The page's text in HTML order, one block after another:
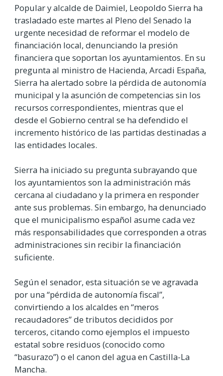
Popular y alcalde de Daimiel, Leopoldo Sierra ha
trasladado este martes al Pleno del Senado la
urgente necesidad de reformar el modelo de
financiación local, denunciando la presión
financiera que soportan los ayuntamientos. En su
pregunta al ministro de Hacienda, Arcadi España,
Sierra ha alertado sobre la pérdida de autonomía
municipal y la asunción de competencias sin los
recursos correspondientes, mientras que el
desde el Gobierno central se ha defendido el
incremento histórico de las partidas destinadas a
las entidades locales.
Sierra ha iniciado su pregunta subrayando que
los ayuntamientos son la administración más
cercana al ciudadano y la primera en responder
ante sus problemas. Sin embargo, ha denunciado
que el municipalismo español asume cada vez
más responsabilidades que corresponden a otras
administraciones sin recibir la financiación
suficiente.
Según el senador, esta situación se ve agravada
por una “pérdida de autonomía fiscal”,
convirtiendo a los alcaldes en “meros
recaudadores” de tributos decididos por
terceros, citando como ejemplos el impuesto
estatal sobre residuos (conocido como
“basurazo”) o el canon del agua en Castilla-La
Mancha.